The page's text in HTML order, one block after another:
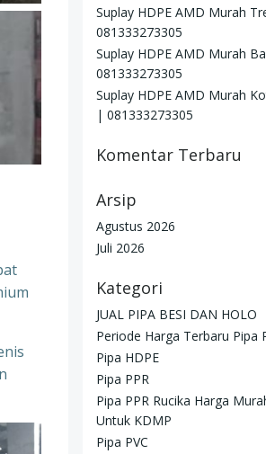
Suplay HDPE AMD Murah
081333273305
Suplay HDPE AMD Murah
081333273305
Suplay HDPE AMD Murah
| 081333273305
Komentar Terbaru
Arsip
Agustus 2026
Juli 2026
Kategori
JUAL PIPA BESI DAN HOLO
Periode Harga Terbaru Pipa
Pipa HDPE
Pipa PPR
Pipa PPR Rucika Harga
Untuk KDMP
Pipa PVC